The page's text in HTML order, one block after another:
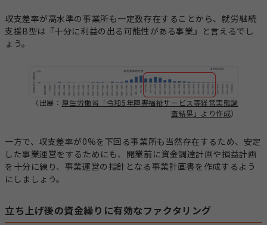
収支差率が高水準の事業所も一定数存在することから、就労継続
支援B型は『十分に利益の出る可能性がある事業』と言えるでし
ょう。
（出展： 厚生労働省「令和5年障害福祉サービス等経営実態調
査結果」より作成）
一方で、収支差率が0%を下回る事業所も当然存在するため、安定
した事業運営をするためにも、開業前に資金調達計画や損益計画
を十分に練り、事業運営の指針となる事業計画書を作成するよう
にしましょう。
立ち上げ後の資金繰りに有効なファクタリング